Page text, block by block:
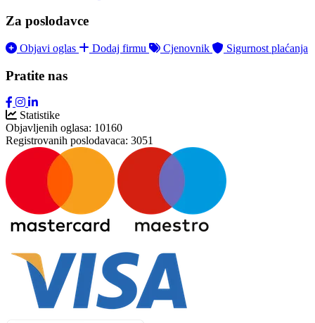
Za poslodavce
Objavi oglas Dodaj firmu Cjenovnik Sigurnost plaćanja
Pratite nas
Statistike
Objavljenih oglasa: 10160
Registrovanih poslodavaca: 3051